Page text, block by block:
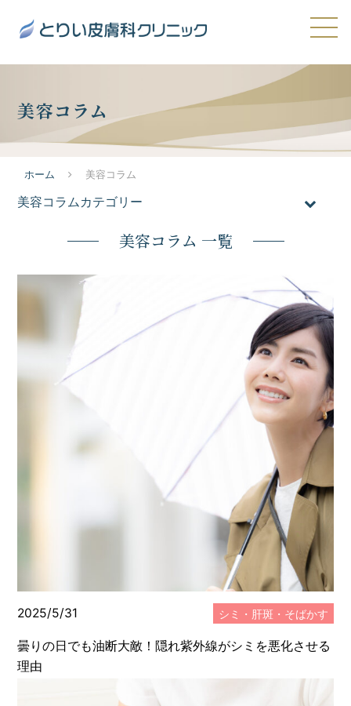
美容コラム
ホーム 美容コラム
美容コラムカテゴリー
おすすめ施術
メンズ脱毛
ニキビ・ニキビ跡・毛穴の開き
たるみ・シワ
シミ・肝斑・そばかす
メディカルサプリメント
メディカルコスメ
美容コラム 一覧
2025/5/31 シミ・肝斑・そばかす
曇りの日でも油断大敵！隠れ紫外線がシミを悪化させる
理由